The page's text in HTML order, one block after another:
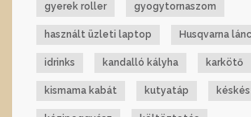
gyerek roller gyogytornaszom
használt üzleti laptop Husqvarna
idrinks kandalló kályha karkötő
kismama kabát kutyatáp